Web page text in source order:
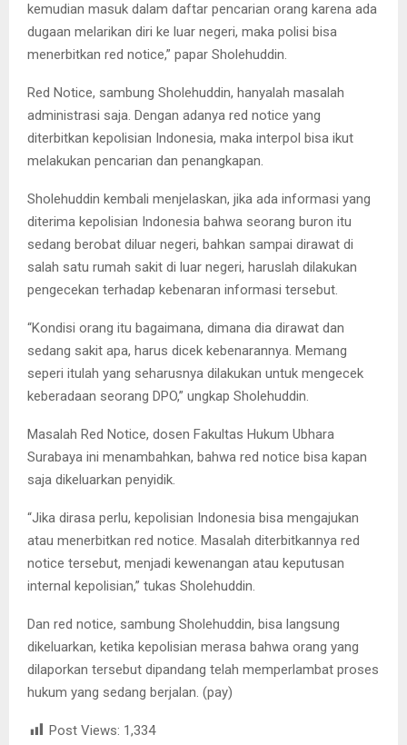
kemudian masuk dalam daftar pencarian orang karena ada
dugaan melarikan diri ke luar negeri, maka polisi bisa
menerbitkan red notice,” papar Sholehuddin.
Red Notice, sambung Sholehuddin, hanyalah masalah
administrasi saja. Dengan adanya red notice yang
diterbitkan kepolisian Indonesia, maka interpol bisa ikut
melakukan pencarian dan penangkapan.
Sholehuddin kembali menjelaskan, jika ada informasi yang
diterima kepolisian Indonesia bahwa seorang buron itu
sedang berobat diluar negeri, bahkan sampai dirawat di
salah satu rumah sakit di luar negeri, haruslah dilakukan
pengecekan terhadap kebenaran informasi tersebut.
“Kondisi orang itu bagaimana, dimana dia dirawat dan
sedang sakit apa, harus dicek kebenarannya. Memang
seperi itulah yang seharusnya dilakukan untuk mengecek
keberadaan seorang DPO,” ungkap Sholehuddin.
Masalah Red Notice, dosen Fakultas Hukum Ubhara
Surabaya ini menambahkan, bahwa red notice bisa kapan
saja dikeluarkan penyidik.
“Jika dirasa perlu, kepolisian Indonesia bisa mengajukan
atau menerbitkan red notice. Masalah diterbitkannya red
notice tersebut, menjadi kewenangan atau keputusan
internal kepolisian,” tukas Sholehuddin.
Dan red notice, sambung Sholehuddin, bisa langsung
dikeluarkan, ketika kepolisian merasa bahwa orang yang
dilaporkan tersebut dipandang telah memperlambat proses
hukum yang sedang berjalan. (pay)
Post Views: 1,334